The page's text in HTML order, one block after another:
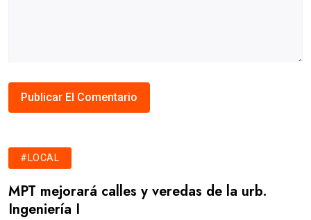
#LOCAL
MPT mejorará calles y veredas de la urb.
Ingeniería I